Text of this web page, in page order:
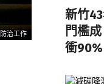
治工作
新竹
門檻
衝90%